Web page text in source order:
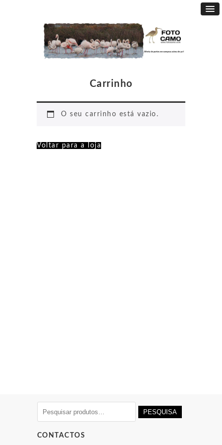
Carrinho
O seu carrinho está vazio.
Voltar para a loja
por:
PESQUISA
CONTACTOS